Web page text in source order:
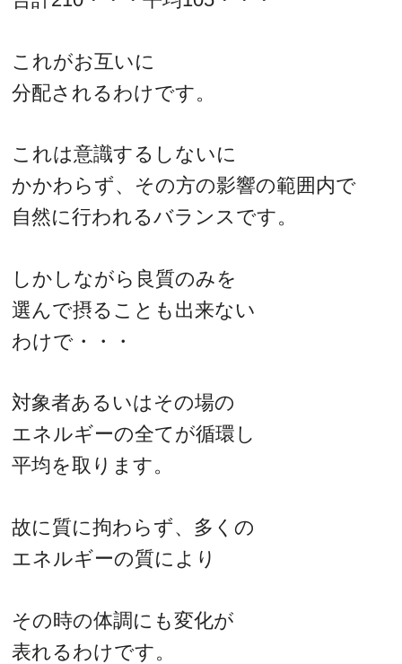
これがお互いに
分配されるわけです。
これは意識するしないに
かかわらず、その方の影響の範囲内で
自然に行われるバランスです。
しかしながら良質のみを
選んで摂ることも出来ない
わけで・・・
対象者あるいはその場の
エネルギーの全てが循環し
平均を取ります。
故に質に拘わらず、多くの
エネルギーの質により
その時の体調にも変化が
表れるわけです。